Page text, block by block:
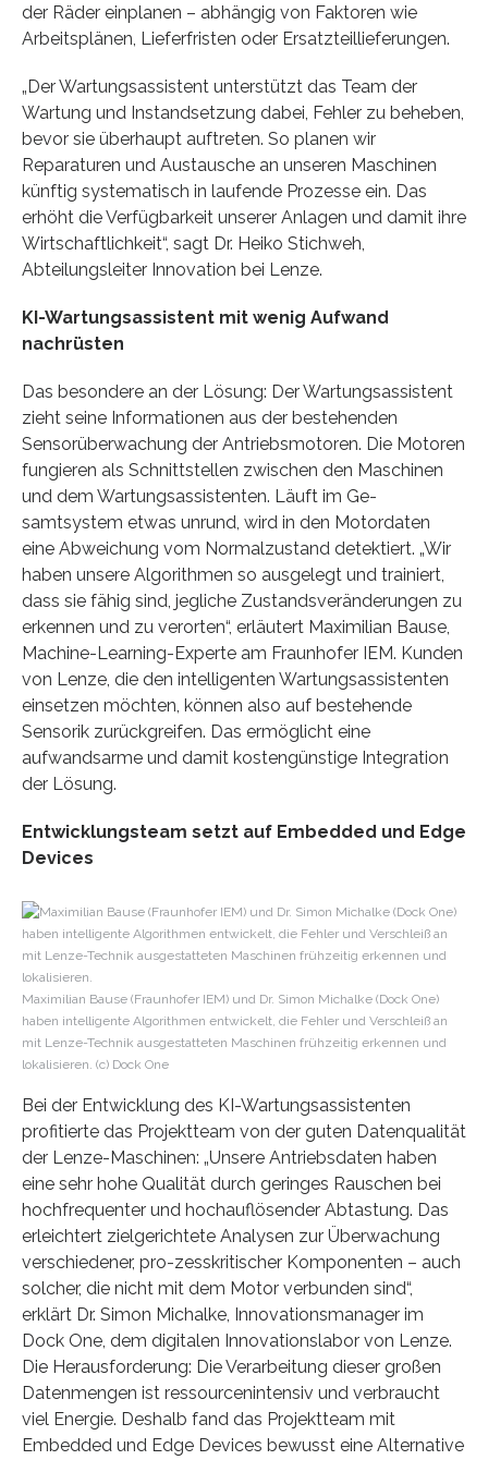
der Räder einplanen – abhängig von Faktoren wie
Arbeitsplänen, Lieferfristen oder Ersatzteillieferungen.
„Der Wartungsassistent unterstützt das Team der
Wartung und Instandsetzung dabei, Fehler zu beheben,
bevor sie überhaupt auftreten. So planen wir
Reparaturen und Austausche an unseren Maschinen
künftig systematisch in laufende Prozesse ein. Das
erhöht die Verfügbarkeit unserer Anlagen und damit ihre
Wirtschaftlichkeit“, sagt Dr. Heiko Stichweh,
Abteilungsleiter Innovation bei Lenze.
KI-Wartungsassistent mit wenig Aufwand
nachrüsten
Das besondere an der Lösung: Der Wartungsassistent
zieht seine Informationen aus der bestehenden
Sensorüberwachung der Antriebsmotoren. Die Motoren
fungieren als Schnittstellen zwischen den Maschinen
und dem Wartungsassistenten. Läuft im Ge-
samtsystem etwas unrund, wird in den Motordaten
eine Abweichung vom Normalzustand detektiert. „Wir
haben unsere Algorithmen so ausgelegt und trainiert,
dass sie fähig sind, jegliche Zustandsveränderungen zu
erkennen und zu verorten“, erläutert Maximilian Bause,
Machine-Learning-Experte am Fraunhofer IEM. Kunden
von Lenze, die den intelligenten Wartungsassistenten
einsetzen möchten, können also auf bestehende
Sensorik zurückgreifen. Das ermöglicht eine
aufwandsarme und damit kostengünstige Integration
der Lösung.
Entwicklungsteam setzt auf Embedded und Edge
Devices
Maximilian Bause (Fraunhofer IEM) und Dr. Simon Michalke (Dock One)
haben intelligente Algorithmen entwickelt, die Fehler und Verschleiß an
mit Lenze-Technik ausgestatteten Maschinen frühzeitig erkennen und
lokalisieren. (c) Dock One
Bei der Entwicklung des KI-Wartungsassistenten
profitierte das Projektteam von der guten Datenqualität
der Lenze-Maschinen: „Unsere Antriebsdaten haben
eine sehr hohe Qualität durch geringes Rauschen bei
hochfrequenter und hochauflösender Abtastung. Das
erleichtert zielgerichtete Analysen zur Überwachung
verschiedener, pro-zesskritischer Komponenten – auch
solcher, die nicht mit dem Motor verbunden sind“,
erklärt Dr. Simon Michalke, Innovationsmanager im
Dock One, dem digitalen Innovationslabor von Lenze.
Die Herausforderung: Die Verarbeitung dieser großen
Datenmengen ist ressourcenintensiv und verbraucht
viel Energie. Deshalb fand das Projektteam mit
Embedded und Edge Devices bewusst eine Alternative